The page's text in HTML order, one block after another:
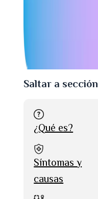
Saltar a sección
¿Qué es?
Síntomas y
causas